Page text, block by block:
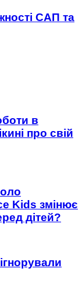
САП та
в
про свій
Kids змінює
дітей?